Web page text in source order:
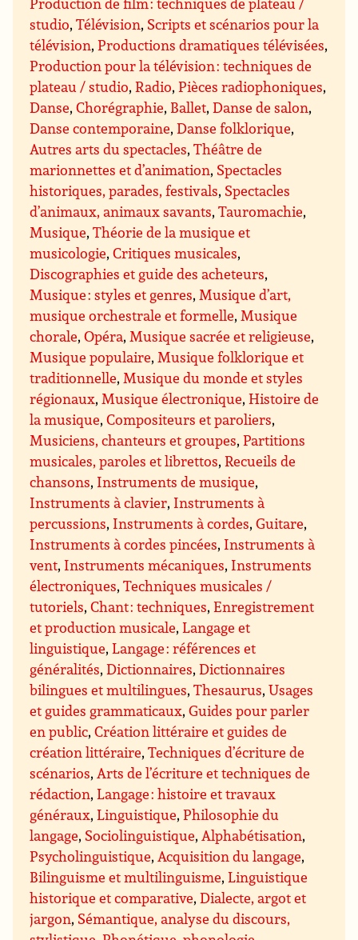
studio,Télévision, Scripts et scénarios pour la
télévision,Productions dramatiques télévisées,
Production pour la télévision : techniques de
plateau / studio,Radio,Pièces radiophoniques,
Danse,Chorégraphie, Ballet,Danse de salon,
Danse contemporaine,Danse folklorique,
Autres arts du spectacles,Théâtre de
marionnettes et d’animation, Spectacles
historiques, parades, festivals, Spectacles
d’animaux, animaux savants,Tauromachie,
Musique,Théorie de la musique et
musicologie,Critiques musicales,
Discographies et guide des acheteurs,
Musique : styles et genres,Musique d’art,
musique orchestrale et formelle,Musique
chorale,Opéra,Musique sacrée et religieuse,
Musique populaire,Musique folklorique et
traditionnelle,Musique du monde et styles
régionaux,Musique électronique,Histoire de
la musique,Compositeurs et paroliers,
Musiciens, chanteurs et groupes,Partitions
musicales, paroles et librettos,Recueils de
chansons, Instruments de musique,
Instruments à clavier, Instruments à
percussions, Instruments à cordes,Guitare,
Instruments à cordes pincées, Instruments à
vent, Instruments mécaniques, Instruments
électroniques,Techniques musicales /
tutoriels,Chant : techniques,Enregistrement
et production musicale,Langage et
linguistique,Langage : références et
généralités,Dictionnaires,Dictionnaires
bilingues et multilingues,Thesaurus,Usages
et guides grammaticaux,Guides pour parler
en public,Création littéraire et guides de
création littéraire,Techniques d’écriture de
scénarios,Arts de l’écriture et techniques de
rédaction,Langage : histoire et travaux
généraux,Linguistique,Philosophie du
langage, Sociolinguistique,Alphabétisation,
Psycholinguistique,Acquisition du langage,
Bilinguisme et multilinguisme,Linguistique
historique et comparative,Dialecte, argot et
jargon, Sémantique, analyse du discours,